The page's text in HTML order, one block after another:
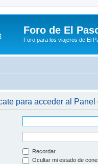
Foro de El
Foro para los viajeros de El
para acceder al
Recordar
Ocultar mi estado de